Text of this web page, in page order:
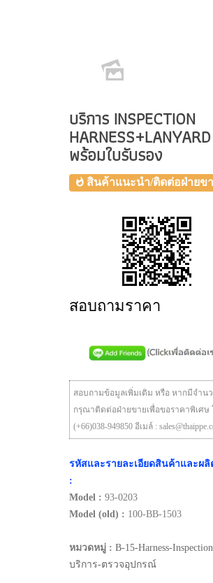
บริการ INSPECTION
HARNESS+LANYARD
พร้อมใบรับรอง
สินค้าแนะนำ/ติดต่อฝ่ายข
สอบถามราคา
สอบถามข้อมูลเพิ่มเติม หรือ หากมีจำน
กรุณาติดต่อฝ่ายขายเพื่อขอราคาพิเศษ
(+66)038-949850 อีเมล์ :
รหัสและรายละเอียดสินค้าและผ
:
Model : 93-0203
Model (old) : 100-BB-1503
หมวดหมู่ : B-15-Harness-
บริการ-ตรวจอุปกรณ์